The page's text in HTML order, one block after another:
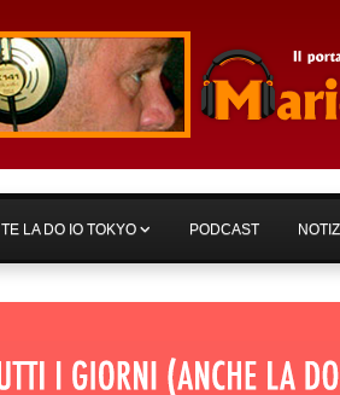
TE LA DO IO TOKYO PODCAST